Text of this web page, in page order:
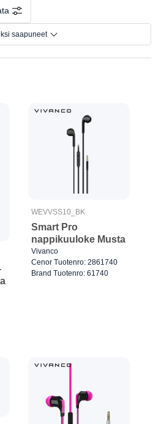
saapuneet
WEVVSS10_BK
Smart Pro
nappikuuloke Musta
Vivanco
Cenor Tuotenro: 2861740
Brand Tuotenro: 61740